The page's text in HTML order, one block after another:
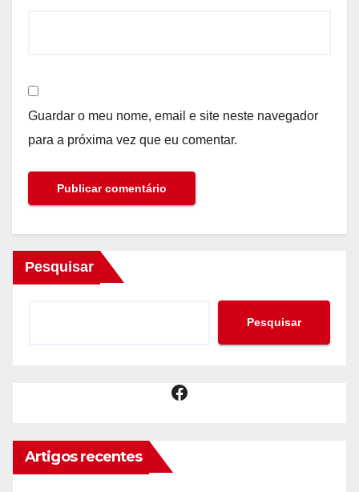
Guardar o meu nome, email e site neste navegador
para a próxima vez que eu comentar.
Pesquisar
Pesquisar
Facebook
Artigos recentes